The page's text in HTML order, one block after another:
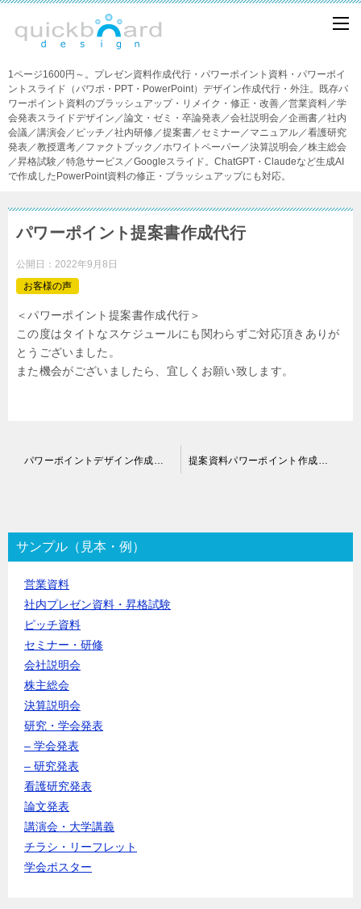
1ページ1600円～。プレゼン資料作成代行・パワーポイント資料・パワーポイ
ントスライド（パワポ・PPT・PowerPoint）デザイン作成代行・外注。既存パ
ワーポイント資料のブラッシュアップ・リメイク・修正・改善／営業資料／学
会発表スライドデザイン／論文・ゼミ・卒論発表／会社説明会／企画書／社内
会議／講演会／ピッチ／社内研修／提案書／セミナー／マニュアル／看護研究
発表／教授選考／ファクトブック／ホワイトペーパー／決算説明会／株主総会
／昇格試験／特急サービス／Googleスライド。ChatGPT・Claudeなど生成AI
で作成したPowerPoint資料の修正・ブラッシュアップにも対応。
パワーポイント提案書作成代行
公開日： 2022年9月8日
お客様の声
＜パワーポイント提案書作成代行＞
この度はタイトなスケジュールにも関わらずご対応頂きありが
とうございました。
また機会がございましたら、宜しくお願い致します。
ゲ
ー
シ
サンプル（見本・例）
営業資料
社内プレゼン資料・昇格試験
ピッチ資料
セミナー・研修
会社説明会
株主総会
決算説明会
研究・学会発表
– 学会発表
– 研究発表
看護研究発表
論文発表
講演会・大学講義
チラシ・リーフレット
学会ポスター